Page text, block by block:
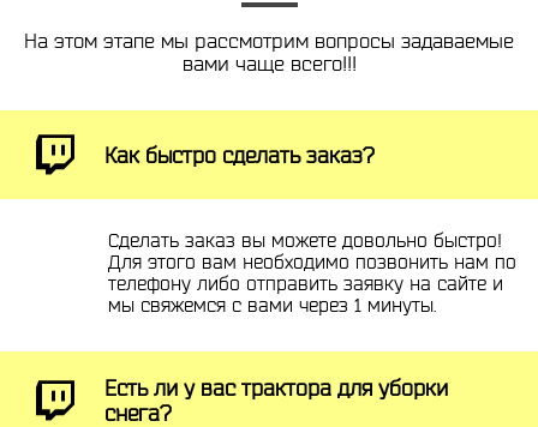
На этом этапе мы рассмотрим вопросы задаваемые
вами чаще всего!!!
Как быстро сделать заказ?
Сделать заказ вы можете довольно быстро!
Для этого вам необходимо позвонить нам по
телефону либо отправить заявку на сайте и
мы свяжемся с вами через 1 минуты.
Есть ли у вас трактора для уборки
снега?